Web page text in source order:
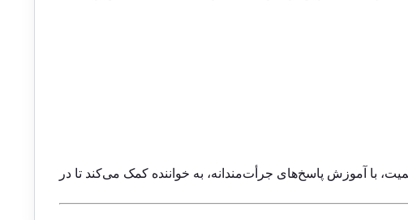
با آموزش پاسخ‌های جرأت‌مندانه، به خواننده کمک می‌کند تا در